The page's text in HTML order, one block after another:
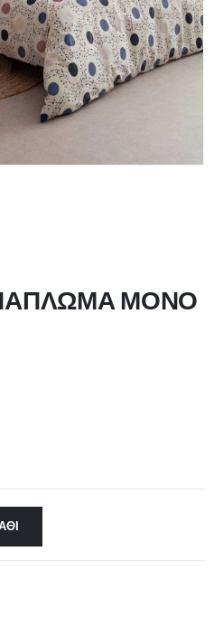
ΜΟΝΟ